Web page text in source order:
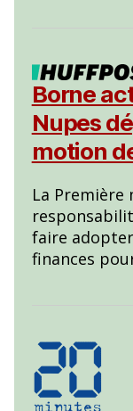
Borne
Nupes
motion
La Première
faire
finances